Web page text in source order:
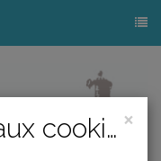
×
Politique relative aux cookies